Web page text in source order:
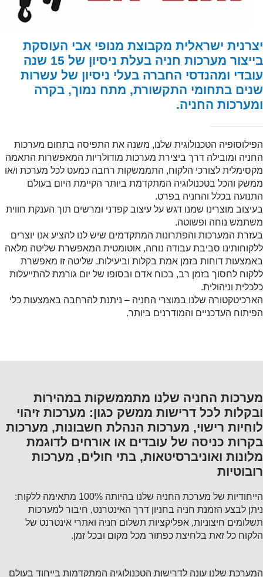
יצרנית ישראלית מקבוצת מנופי אבי העוסקת
בייצור מערכות חניה בעלת ניסיון של 15 שנה
עובדי ומהנדסי החברה בעלי ניסיון של עשרות
שנים בתחומי התקשורת, מתח נמוך, בקרה
ומערכות החניה.
הפילוסופיה הטכנולוגית שלנו, משנה את התפיסה בתחום מערכות
החניה ומובילה דרך ביצירת מערכות מודולריות המאפשרות התאמה
מקסימלית לצורכי הלקוח, התממשקות רחבה כמעט לכל מערכת ו/או
ממשק והכל בטכנולוגיה המתקדמת ביותר הקיימת היום בעולם
התנועה בכלל והחניה בפרט.
בעיצוב מוצרינו שמנו דגש על עיצוב קפדני ומרשים תוך הענקת חווית
משתמש נוחה ופשוטה.
בעזרת המערכות והפתרונות המתקדמים שיש לנו להציע אנו יוצרים
ללקוחותינו סביבת עבודה נוחה, אוטומטית המאפשרת שליטה מלאה
באמצעות דוחות בזמן אמת בקלות וביעילות. שליטה זו מאפשרת
ללקוח לחסוך בזמן רב, בכוח אדם ובסופו של יום גורמת להתייעלות
כלכלית וניהולית.
הארכיטקטורה שלנו במוצרי החניה – ניתנת להרחבה באמצעות כלי
הפיתוח העדכניים והמודרנים ביותר.
מערכות החניה שלנו מתממשקות במהירות
ובקלות לכל דרישות ממשק כגון: מערכות זיהוי
לוחיות רישוי, מערכות הנהלת חשבונות, מערכות
בקרות כניסה של עובדים או אורחים לדוגמת
מלונות ואוניברסיטאות, בתי חולים, מערכות
רובוטיות
הייחודיות של מערכת החניה שלנו בהיותה 100% מתאימה ללקוח:
ניתן לבצע הזמנת חניה בחניון דרך האינטרנט, חיבור למערכות
תשלומים חיצוניות, אפליקציות תשלום חניה ואתרי אינטרנט של
הלקוח כל זאת בלחיצת כפתור מכל מקום ובכל זמן.
המערכת שלנו עונה לדרישות הטכנולוגיה המתקדמות בייחוד בעולם